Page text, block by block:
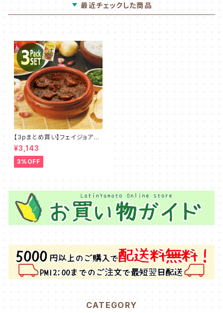
最近チェックした商品
【3pまとめ買い】フェイジョアー
ダ
¥3,143
3%OFF
CATEGORY